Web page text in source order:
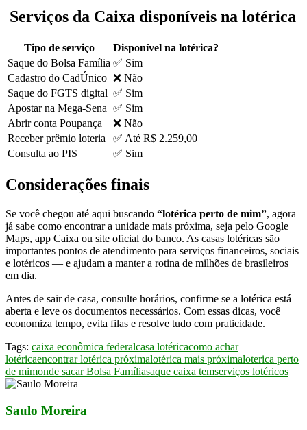
Serviços da Caixa disponíveis na lotérica
Tipo de serviço
Disponível na lotérica?
Saque do Bolsa Família ✅ Sim
Cadastro do CadÚnico ❌ Não
Saque do FGTS digital ✅ Sim
Apostar na Mega-Sena ✅ Sim
Abrir conta Poupança
❌ Não
Receber prêmio loteria
✅ Até R$ 2.259,00
Consulta ao PIS
✅ Sim
Considerações finais
Se você chegou até aqui buscando “lotérica perto de mim”, agora
já sabe como encontrar a unidade mais próxima, seja pelo Google
Maps, app Caixa ou site oficial do banco. As casas lotéricas são
importantes pontos de atendimento para serviços financeiros, sociais
e lotéricos — e ajudam a manter a rotina de milhões de brasileiros
em dia.
Antes de sair de casa, consulte horários, confirme se a lotérica está
aberta e leve os documentos necessários. Com essas dicas, você
economiza tempo, evita filas e resolve tudo com praticidade.
Tags: caixa econômica federalcasa lotéricacomo achar
lotéricaencontrar lotérica próximalotérica mais próximaloterica perto
de mimonde sacar Bolsa Famíliasaque caixa temserviços lotéricos
Saulo Moreira